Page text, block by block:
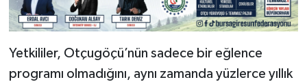
Yetkililer, Otçugöçü’nün sadece bir eğlence
programı olmadığını, aynı zamanda yüzlerce yıllık